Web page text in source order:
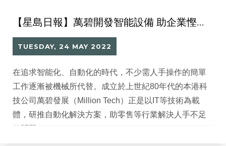
【星島日報】萬碧開發智能設備 助企業慳人手
TUESDAY, 24 MAY 2022
在追求智能化、自動化的時代，不少需人手操作的簡單
工作逐漸被機械所代替。成立於上世紀80年代的本港科
技公司萬碧發展（Million Tech）正是以IT等技術為載
體，研推自動化解決方案，助零售等行業解決人手不足